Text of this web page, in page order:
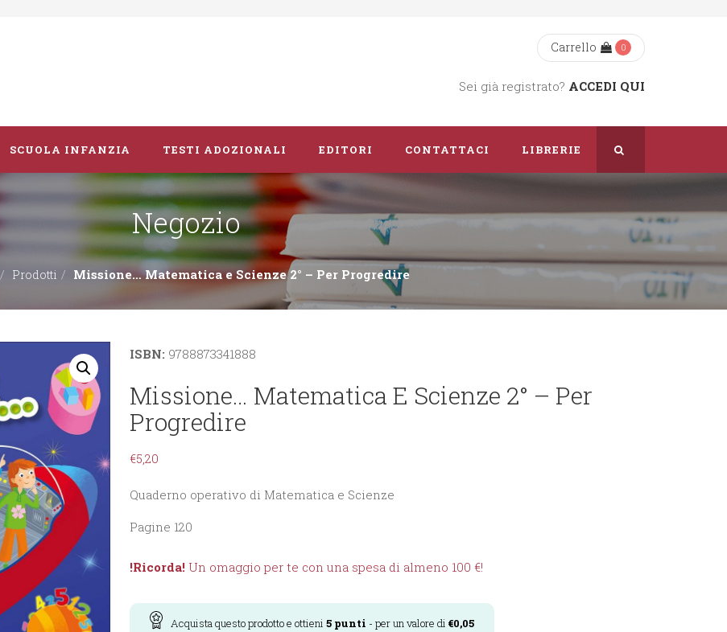
Carrello 0
Sei già registrato? ACCEDI QUI
SCUOLA INFANZIA TESTI ADOZIONALI EDITORI CONTATTACI
Dove Siamo
LIBRERIE
Negozio
Prodotti Missione… Matematica e Scienze 2° – Per Progredire
ISBN: 9788873341888
Missione… Matematica E Scienze 2° – Per
Progredire
€5,20
Quaderno operativo di Matematica e Scienze
Pagine 120
!Ricorda!Un omaggio per te con una spesa di almeno 100 €!
Acquista questo prodotto e ottieni 5punti - per un valore di €0,05